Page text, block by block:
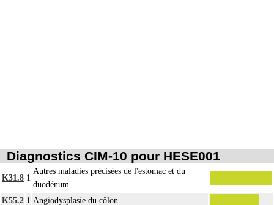
Diagnostics CIM-10 pour HESE001
K31.8 1
Autres maladies précisées de l'estomac et du
duodénum
K55.2 1 Angiodysplasie du côlon